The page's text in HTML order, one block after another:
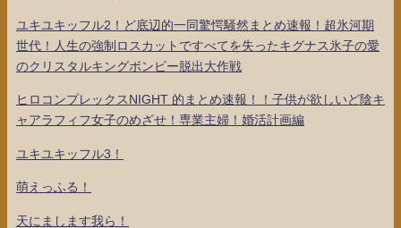
ユキユキッフル2！ど底辺的一同驚愕騒然まとめ速報！超氷河期
世代！人生の強制ロスカットですべてを失ったキグナス氷子の愛
のクリスタルキングボンビー脱出大作戦
ヒロコンプレックスNIGHT 的まとめ速報！！子供が欲しいど陰キ
ャアラフィフ女子のめざせ！専業主婦！婚活計画編
ユキユキッフル3！
萌えっふる！
天にまします我ら！